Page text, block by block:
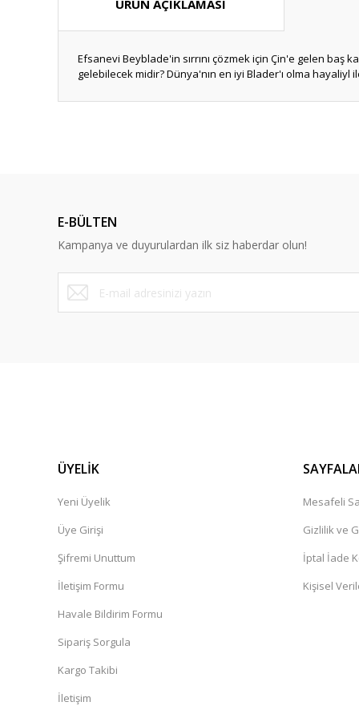
ÜRÜN AÇIKLAMASI
Efsanevi Beyblade'in sırrını çözmek için Çin'e gelen baş
gelebilecek midir? Dünya'nın en iyi Blader'ı olma hayaliyl
Ürün bilgilerinde hatalar bulunuyor.
Ürün fiyatı diğer sitelerden daha pahalı.
Bu ürüne benzer farklı alternatifler olmalı.
E-BÜLTEN
Kampanya ve duyurulardan ilk siz haberdar olun!
ÜYELİK
Yeni Üyelik
Üye Girişi
Şifremi Unuttum
İletişim Formu
Havale Bildirim Formu
Sipariş Sorgula
Kargo Takibi
İletişim
Mesafeli
Gizlilik ve
İptal İade
Kişisel